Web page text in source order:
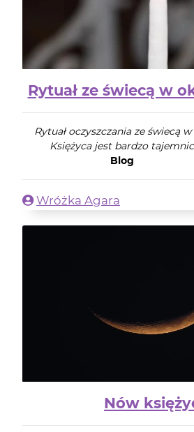
Rytuał ze świecą w
Rytuał oczyszczania ze świecą
Księżyca jest bardzo
Blog
Wróżka Agara
Nów